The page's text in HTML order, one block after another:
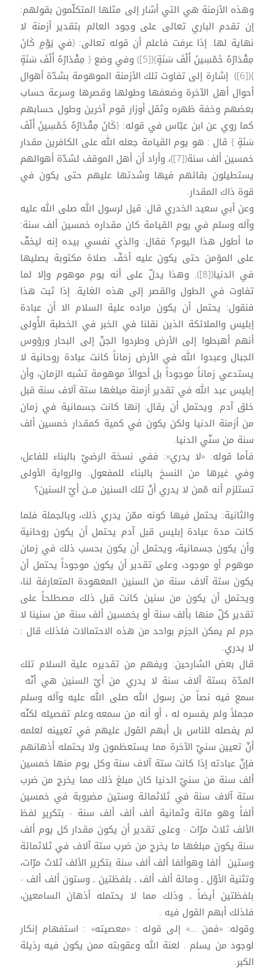
وهذه الأزمنة هي التي أشار إلى مثلها المتكلّمون بقولهم:
إن تقدم الباري تعالى على وجود العالم بتقدير أزمنة لا
نهاية لها. إذا عرفت فاعلم أن قوله تعالى: {في يَوْمٍ كَانَ
مِقْدَارُهُ خَمْسِينَ أَلْفَ سَنَةٍ}([5]) وفي وضع { مِقْدَارُهُ أَلْفَ سَنَةٍ
}([6]) إشارة إلى تفاوت تلك الأزمنة الموهومة بشدّة أهوال
أحوال أهل الآخرة وضعفها وطولها وقصرها وسرعة حساب
بعضهم وخفة ظهره وثقل أوزار قوم آخرين وطول حسابهم
كما روي عن ابن عبّاس في قوله: {كَانَ مِقْدَارُهُ خَمْسِينَ أَلْفَ
سَنَةٍ } قال : هو يوم القيامة جعله الله على الكافرين مقدار
خمسين ألف سنة([7])، وأراد أن أهل الموقف لشدّة أهوالهم
يستطيلون بقائهم فيها وشدتها عليهم حتى يكون في
قوة ذاك المقدار.
وعن أبي سعيد الخدري قال: قيل لرسول الله صلى الله عليه
وآله وسلم في يوم القيامة كان مقداره خمسين ألف سنة:
ما أطول هذا اليوم؟ فقال: والذي نفسي بيده إنه ليخفّ
على المؤمن حتى يكون عليه أخفّ. صلاة مكتوبة يصليها
في الدنيا([8]). وهذا يدلّ على أنه يوم موهوم وإلا لما
تفاوت في الطول والقصر إلى هذه الغاية. إذا ثبت هذا
فنقول: يحتمل أن يكون مراده علية السلام الا أن عبادة
إبليس والملائكة الذين نقلنا في الخبر في الخطبة الأُولى
أنهم أهبطوا إلى الأرض وطردوا الجنّ إلى البحار ورؤوس
الجبال وعبدوا الله في الأرض زماناً كانت عبادة روحانية لا
يستدعي زماناً موجوداً بل أحوالاً موهومة تشبه الزمان، وأن
إبليس عبد الله في تقدير أزمنة مبلغها ستة آلاف سنة قبل
خلق آدم. ويحتمل أن يقال: إنها كانت جسمانية في زمان
من أزمنة الدنيا ولكن يكون في كمية كمقدار خمسين ألف
سنة من سنّي الدنيا.
فأما قوله: «لا يدري»: ففي نسخة الرضيّ بالبناء للفاعل،
وفي غيرها من النسخ بالبناء للمفعول. والرواية الأولى
تستلزم أنه مّمن لا يدري أنّ تلك السنين مــن أيّ السنين؟
والثانية: يحتمل فيها كونه ممّن يدري ذلك، وبالجملة فلما
كانت مدة عبادة إبليس قبل آدم يحتمل أن يكون روحانية
وأن يكون جسمانية، ويحتمل أن يكون بحسب ذلك في زمان
موهوم أو موجود، وعلى تقدير أن يكون موجوداً يحتمل أن
يكون ستة آلاف سنة من السنين المعهودة المتعارفة لنا،
ويحتمل أن يكون من سنين كانت قبل ذلك مصطلحاً على
تقدير كلّ منها بألف سنة أو بخمسين ألف سنة من سنينا لا
جرم لم يمكن الجزم بواحد من هذه الاحتمالات فلذلك قال :
لا يدري.
قال بعض الشارحين: ويفهم من تقديره علية السلام تلك
المدّة بستة آلاف سنة لا يدري من أيّ السنين هي أنّه
سمع فيه نصاً من رسول الله صلى الله عليه وآله وسلم
مجملاً ولم يفسره له ، أو أنه من سمعه وعلم تفصيله لكنّه
لم يفصله للناس بل أبهم القول عليهم في تعيينه لعلمه
أنّ تعيين سنيّ الآخرة مما يستعظمون ولا يحتمله أذهانهم
فإنّ عبادته إذا كانت ستة آلاف سنة وكل يوم منها خمسين
ألف سنة من سنيّ الدنيا كان مبلغ ذلك مما يخرج من ضرب
ستة آلاف سنة في ثلاثمائة وستين مضروبة في خمسين
ألفاً وهو مائة وثمانية ألف ألف ألف سنة - بتكرير لفظ
الألف ثلاث مرّات - وعلى تقدير أن يكون مقدار كل يوم ألف
سنة يكون مبلغها ما يخرج من ضرب ستة آلاف في ثلاثمائة
وستين ألفا وهوألفا ألف ألف سنة بتكرير الألف ثلاث مرّات،
وتثنية الأوّل ـ ومائة ألف ألف ـ بلفظتين ـ وستون ألف ألف -
بلفظتين أيضاً ـ وذلك مما لا يحتمله أذهان السامعين،
فلذلك أبهم القول فيه .
وقوله: «فمن ...» إلى قوله : «معصيته» : استفهام إنكار
لوجود من يسلم . لعنة الله وعقوبته ممن يكون فيه رذيلة
الكبر.